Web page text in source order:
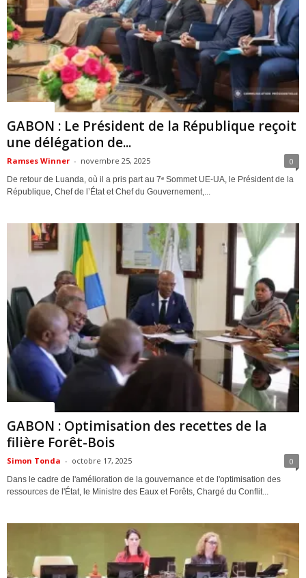
GABON : Le Président de la République reçoit
une délégation de...
Ramses Winner - novembre 25, 2025 0
De retour de Luanda, où il a pris part au 7ᵉ Sommet UE-UA, le Président de la
République, Chef de l’État et Chef du Gouvernement,...
GABON : Optimisation des recettes de la
filière Forêt-Bois
Simon Tonda - octobre 17, 2025 0
Dans le cadre de l'amélioration de la gouvernance et de l'optimisation des
ressources de l'État, le Ministre des Eaux et Forêts, Chargé du Conflit...